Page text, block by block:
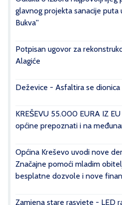
glavnog projekta sanacije
Bukva''
Potpisan ugovor za
Alagiće
Deževice - Asfaltira se
KREŠEVU 55.000 EURA IZ
općine prepoznati i na
Općina Kreševo uvodi nove
Značajne pomoći mladim
besplatne dozvole i nove
Zamjena stare rasvjete - LED